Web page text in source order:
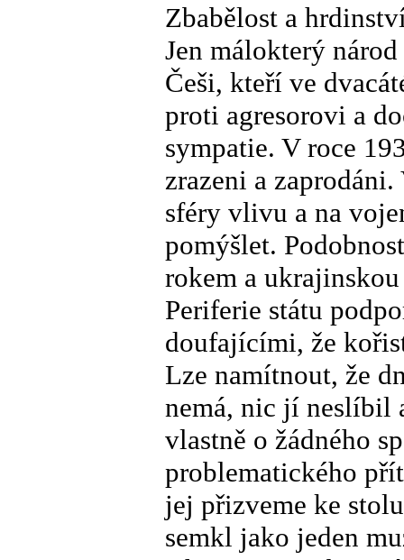
Zbabělost a
Jen málokterý
Češi, kteří ve
proti agresorovi a
sympatie. V roce
zrazeni a
sféry vlivu a na
pomýšlet.
rokem a
Periferie státu
doufajícími, že
Lze namítnout, že
nemá, nic jí neslíbil
vlastně o žádného
problematického
jej přizveme ke
semkl jako jeden